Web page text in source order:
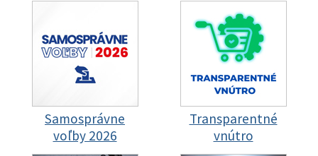
Samosprávne
voľby 2026
Transparentné
vnútro